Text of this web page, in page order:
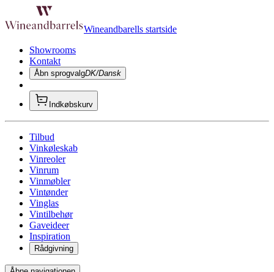
Wineandbarells startside
Showrooms
Kontakt
Åbn sprogvalgDK/Dansk
Indkøbskurv
Tilbud
Vinkøleskab
Vinreoler
Vinrum
Vinmøbler
Vintønder
Vinglas
Vintilbehør
Gaveideer
Inspiration
Rådgivning